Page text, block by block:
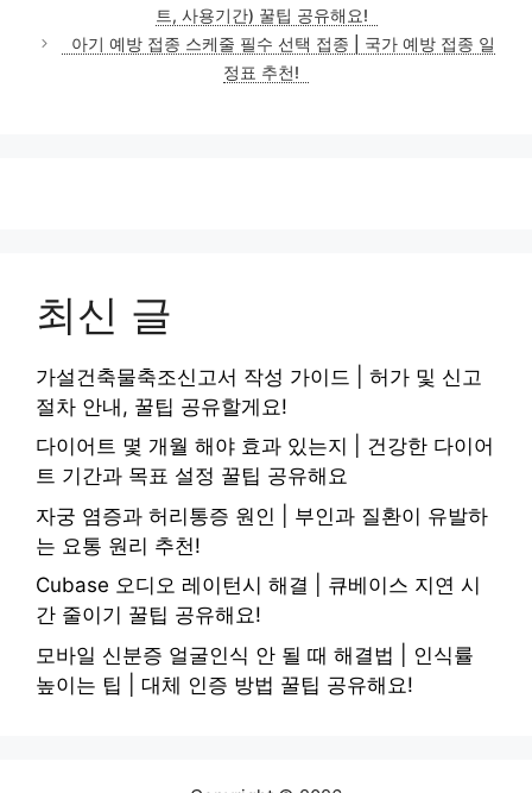
트, 사용기간) 꿀팁 공유해요!
아기 예방 접종 스케줄 필수 선택 접종 | 국가 예방 접종 일
정표 추천!
최신 글
가설건축물축조신고서 작성 가이드 | 허가 및 신고
절차 안내, 꿀팁 공유할게요!
다이어트 몇 개월 해야 효과 있는지 | 건강한 다이어
트 기간과 목표 설정 꿀팁 공유해요
자궁 염증과 허리통증 원인 | 부인과 질환이 유발하
는 요통 원리 추천!
Cubase 오디오 레이턴시 해결 | 큐베이스 지연 시
간 줄이기 꿀팁 공유해요!
모바일 신분증 얼굴인식 안 될 때 해결법 | 인식률
높이는 팁 | 대체 인증 방법 꿀팁 공유해요!